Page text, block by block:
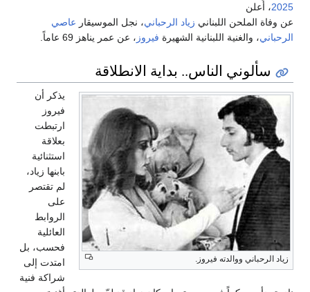
2025، أُعلن
عن وفاة الملحن اللبنانيزياد الرحباني، نجل الموسيقارعاصي
الرحباني، والغنية اللبنانية الشهيرةفيروز، عن عمر يناهز 69 عاماً.
سألوني الناس.. بداية الانطلاقة
زياد الرحباني ووالدته فيروز.
يذكر أن
فيروز
ارتبطت
بعلاقة
استثنائية
بابنها زياد،
لم تقتصر
على
الروابط
العائلية
فحسب، بل
امتدت إلى
شراكة فنية